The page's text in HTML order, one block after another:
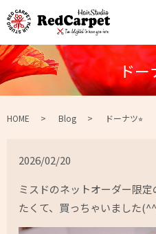
ドー
HOME Blog ドーナツ⭐︎
2026/02/20
ミスドのネットオーダー限
たくて、買っちゃいました